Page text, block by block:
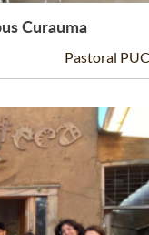
Leer Más +
Curauma
Pastoral